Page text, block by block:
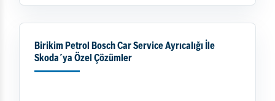
Birikim Petrol Bosch Car Service Ayrıcalığı İle
Skoda´ya Özel Çözümler